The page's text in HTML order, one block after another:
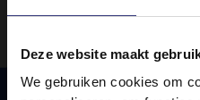
Deze website maakt
We gebruiken cookies om